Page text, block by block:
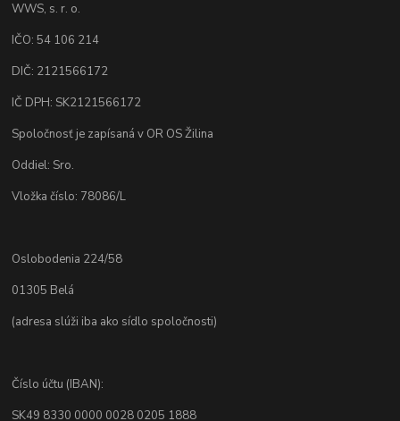
WWS, s. r. o.
IČO: 54 106 214
DIČ: 2121566172
IČ DPH: SK2121566172
Spoločnosť je zapísaná v OR OS Žilina
Oddiel: Sro.
Vložka číslo: 78086/L
Oslobodenia 224/58
01305 Belá
(adresa slúži iba ako sídlo spoločnosti)
Číslo účtu (IBAN):
SK49 8330 0000 0028 0205 1888